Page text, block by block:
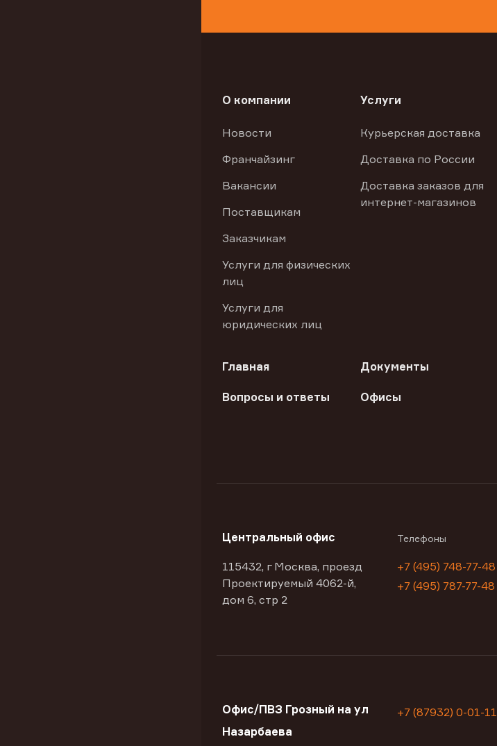
О компании
Новости
Франчайзинг
Вакансии
Поставщикам
Заказчикам
Услуги для физических
лиц
Услуги для
юридических лиц
Услуги
Курьерская доставка
Доставка по России
Доставка заказов для
интернет-магазинов
Главная Документы
Вопросы и ответы Офисы
Центральный офис
115432, г Москва, проезд
Проектируемый 4062-й,
дом 6, стр 2
Телефоны
+7 (495) 748-77-48
+7 (495) 787-77-48
Офис/ПВЗ Грозный на ул
Назарбаева
+7 (87932) 0-01-11